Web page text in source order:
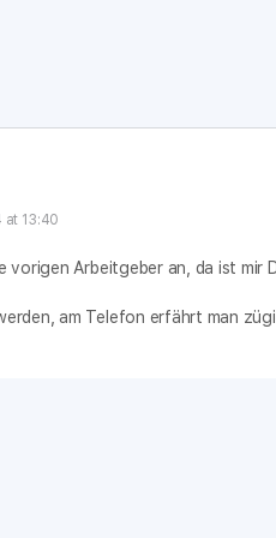
at 13:40
vorigen Arbeitgeber an, da ist mir
am Telefon erfährt man